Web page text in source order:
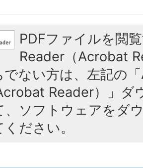
PDFファイルを閲
Reader（Acrobat
でない方は、左記の
Reader）」ダ
、ソフトウェアをダ
ださい。